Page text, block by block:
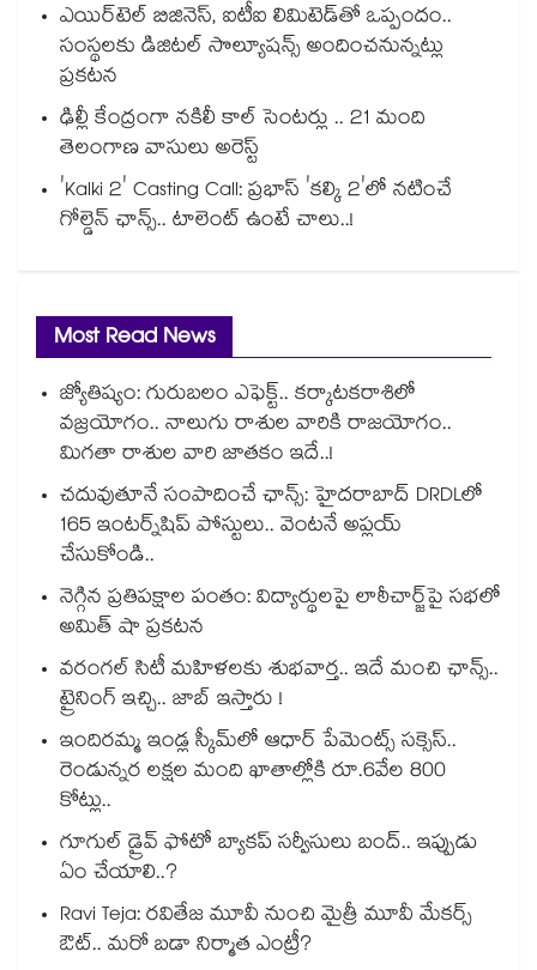
ఎయిర్‌టెల్ బిజినెస్, ఐటీఐ లిమిటెడ్‌తో ఒప్పందం..
సంస్థలకు డిజిటల్ సొల్యూషన్స్ అందించనున్నట్లు
ప్రకటన
ఢిల్లీ కేంద్రంగా నకిలీ కాల్‌ సెంటర్లు .. 21 మంది
తెలంగాణ వాసులు అరెస్ట్
'Kalki 2' Casting Call: ప్రభాస్ 'కల్కి 2'లో నటించే
గోల్డెన్ ఛాన్స్.. టాలెంట్ ఉంటే చాలు..!
Most Read News
జ్యోతిష్యం: గురుబలం ఎఫెక్ట్.. కర్కాటకరాశిలో
వజ్రయోగం.. నాలుగు రాశుల వారికి రాజయోగం..
మిగతా రాశుల వారి జాతకం ఇదే..!
చదువుతూనే సంపాదించే ఛాన్స్: హైదరాబాద్ DRDLలో
165 ఇంటర్న్‌షిప్ పోస్టులు.. వెంటనే అప్లయ్
చేసుకోండి..
నెగ్గిన ప్రతిపక్షాల పంతం: విద్యార్థులపై లాఠీచార్జ్‎పై సభలో
అమిత్ షా ప్రకటన
వరంగల్ సిటీ మహిళలకు శుభవార్త.. ఇదే మంచి ఛాన్స్..
ట్రైనింగ్ ఇచ్చి.. జాబ్ ఇస్తారు !
ఇందిరమ్మ ఇండ్ల స్కీమ్‌‌‌‌‌‌‌‌లో ఆధార్ పేమెంట్స్ సక్సెస్..
రెండున్నర లక్షల మంది ఖాతాల్లోకి రూ.6వేల 800
కోట్లు..
గూగుల్ డ్రైవ్ ఫోటో బ్యాకప్ సర్వీసులు బంద్.. ఇప్పుడు
ఏం చేయాలి..?
Ravi Teja: రవితేజ మూవీ నుంచి మైత్రీ మూవీ మేకర్స్
ఔట్.. మరో బడా నిర్మాత ఎంట్రీ?